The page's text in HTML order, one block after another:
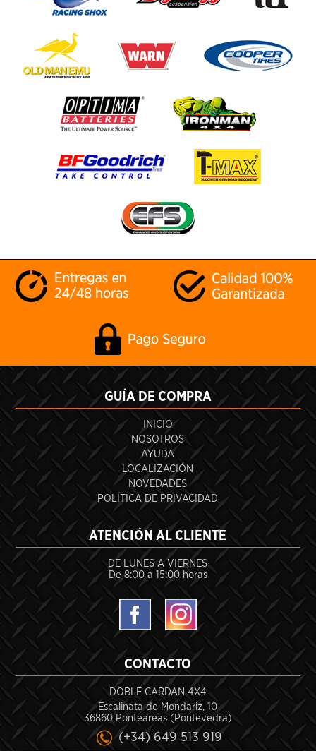
GUÍA DE COMPRA
INICIO
NOSOTROS
AYUDA
LOCALIZACIÓN
NOVEDADES
POLÍTICA DE PRIVACIDAD
ATENCIÓN AL CLIENTE
DE LUNES A VIERNES
De 8:00 a 15:00 horas
CONTACTO
DOBLE CARDAN 4X4
Escalinata de Mondariz, 10
36860 Ponteareas (Pontevedra)
(+34) 649 513 919